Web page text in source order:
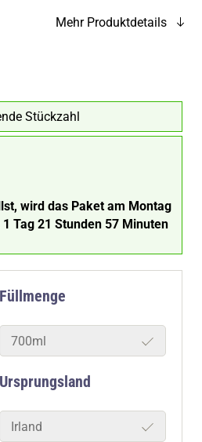
Mehr Produktdetails
Stückzahl
wird das Paket am Montag
1 Tag 21 Stunden 57 Minuten
Füllmenge
700ml
Ursprungsland
Irland